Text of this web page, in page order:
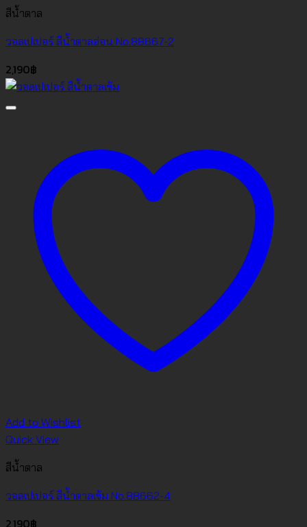
สีน้ำตาล
วอลเปเปอร์ สีน้ำตาลอ่อน No.88667-2
2,190฿
Add to Wishlist
Quick View
สีน้ำตาล
วอลเปเปอร์ สีน้ำตาลเข้ม No.88662-4
2,190฿